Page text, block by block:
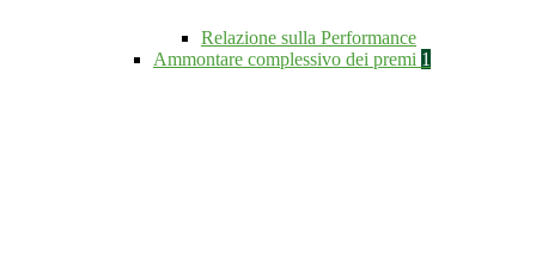
Relazione sulla Performance
Ammontare complessivo dei premi 1